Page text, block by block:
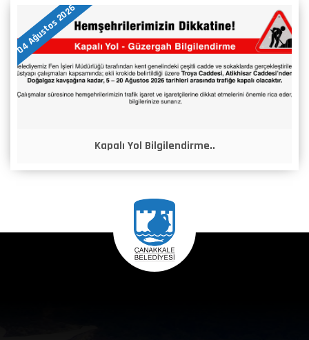
04 Ağustos 2026
Kapalı Yol Bilgilendirme..